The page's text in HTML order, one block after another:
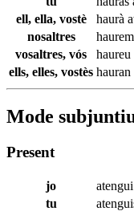
ell, ella, vostè
haurà
nosaltres
haurem
vosaltres, vós
haureu
ells, elles, vostès hauran
Mode
Present
jo
atengui
tu